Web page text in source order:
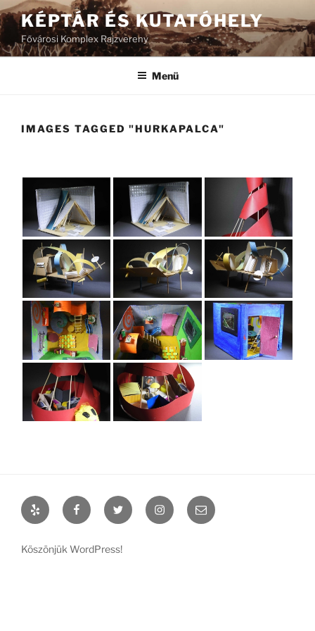
Tartalomhoz
KÉPTÁR ÉS KUTATÓHELY
Fővárosi Komplex Rajzvereny
Menü
IMAGES TAGGED "HURKAPALCA"
Yelp FacebookTwitter InstagramEmail
Köszönjük WordPress!